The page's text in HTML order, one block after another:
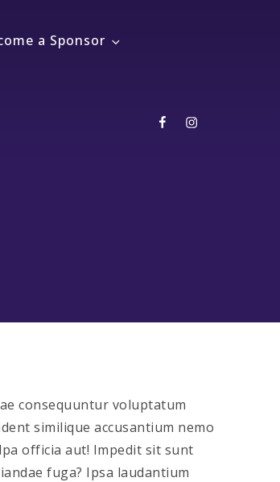
a Sponsor
FacebookInstagram
consequuntur voluptatum
similique accusantium nemo
officia aut! Impedit sit sunt
fuga? Ipsa laudantium